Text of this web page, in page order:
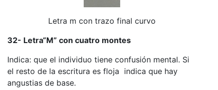
Letra m con trazo final curvo
32- Letra“M” con cuatro montes
Indica: que el individuo tiene confusión mental. Si
el resto de la escritura es floja indica que hay
angustias de base.